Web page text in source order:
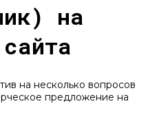
на
на несколько вопросов
предложение на